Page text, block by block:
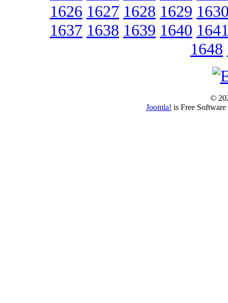
1626 1627 1628 1629
1637 1638 1639 1640
1648
©
Joomla! is Free